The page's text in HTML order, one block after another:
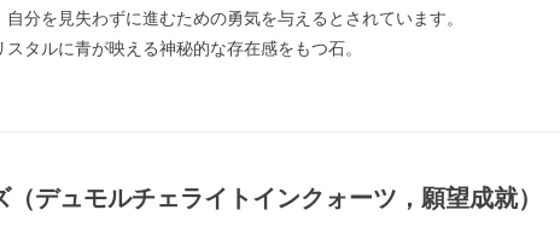
分を見失わずに進むための勇気を与えるとされています。
タルに青が映える神秘的な存在感をもつ石。
（デュモルチェライトインクォーツ，願望成就）